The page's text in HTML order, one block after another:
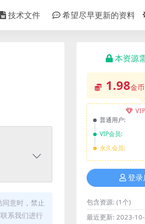
技术文件 希望尽早更新的资料
意时，禁止
系我们进行
本资源
1.98金币
普通用户:
VIP会员:
永久会员:
登录
包含资源: (1个)
最近更新: 2023-10-